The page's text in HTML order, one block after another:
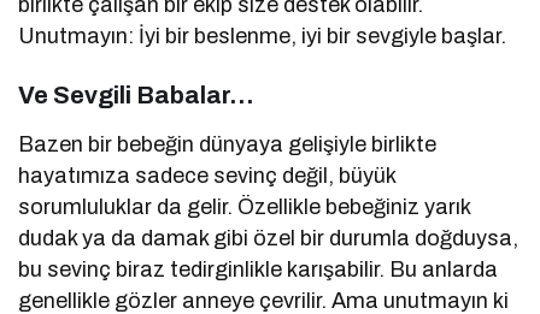
Unutmayın: İyi bir beslenme, iyi bir sevgiyle başlar.
Ve Sevgili Babalar…
Bazen bir bebeğin dünyaya gelişiyle birlikte
hayatımıza sadece sevinç değil, büyük
sorumluluklar da gelir. Özellikle bebeğiniz yarık
dudak ya da damak gibi özel bir durumla doğduysa,
bu sevinç biraz tedirginlikle karışabilir. Bu anlarda
genellikle gözler anneye çevrilir. Ama unutmayın ki